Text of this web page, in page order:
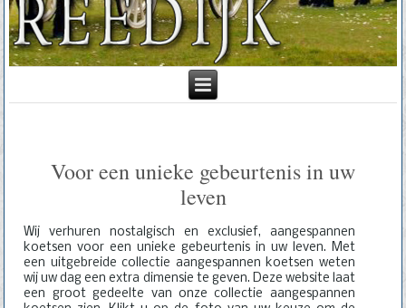
Voor een unieke gebeurtenis in uw
leven
Wij verhuren nostalgisch en exclusief, aangespannen
koetsen voor een unieke gebeurtenis in uw leven. Met
een uitgebreide collectie aangespannen koetsen weten
wij uw dag een extra dimensie te geven. Deze website laat
een groot gedeelte van onze collectie aangespannen